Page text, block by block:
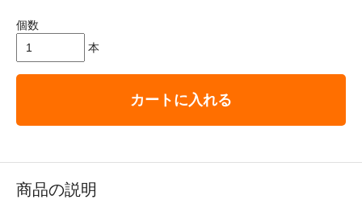
個数
本
カートに入れる
商品の説明